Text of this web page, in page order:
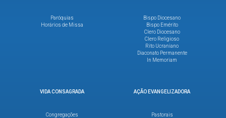
Paróquias
Horários de Missa
Bispo Diocesano
Bispo Emérito
Clero Diocesano
Clero Religioso
Rito Ucraniano
Diaconato Permanente
In Memoriam
VIDA CONSAGRADA
Congregações
AÇÃO EVANGELIZADORA
Pastorais